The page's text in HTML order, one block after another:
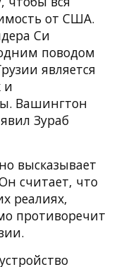
от США.
Си
поводом
является
и
Вашингтон
Зураб
высказывает
считает, что
реалиях,
противоречит